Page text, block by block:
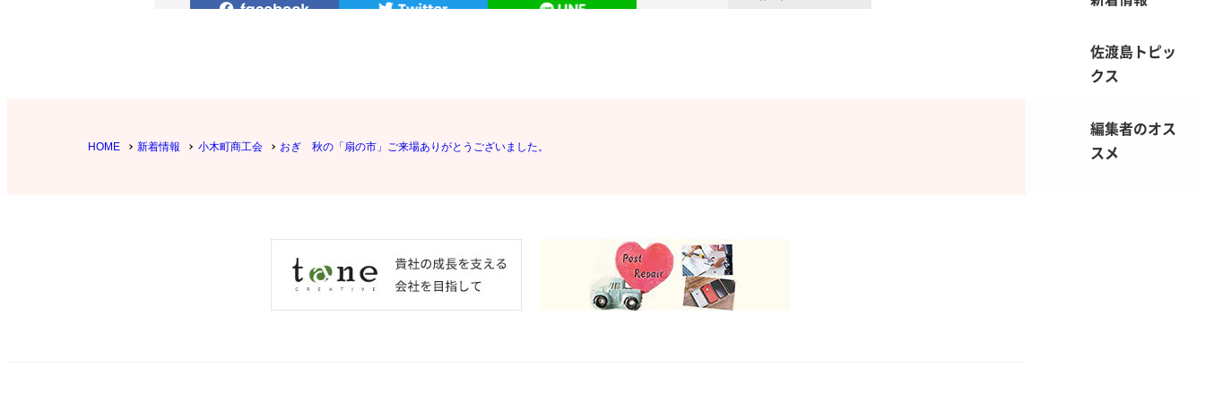
佐渡島トピッ
クス
編集者のオス
スメ
HOME 新着情報 小木町商工会 おぎ 秋の「扇の市」ご来場ありがとうございました。